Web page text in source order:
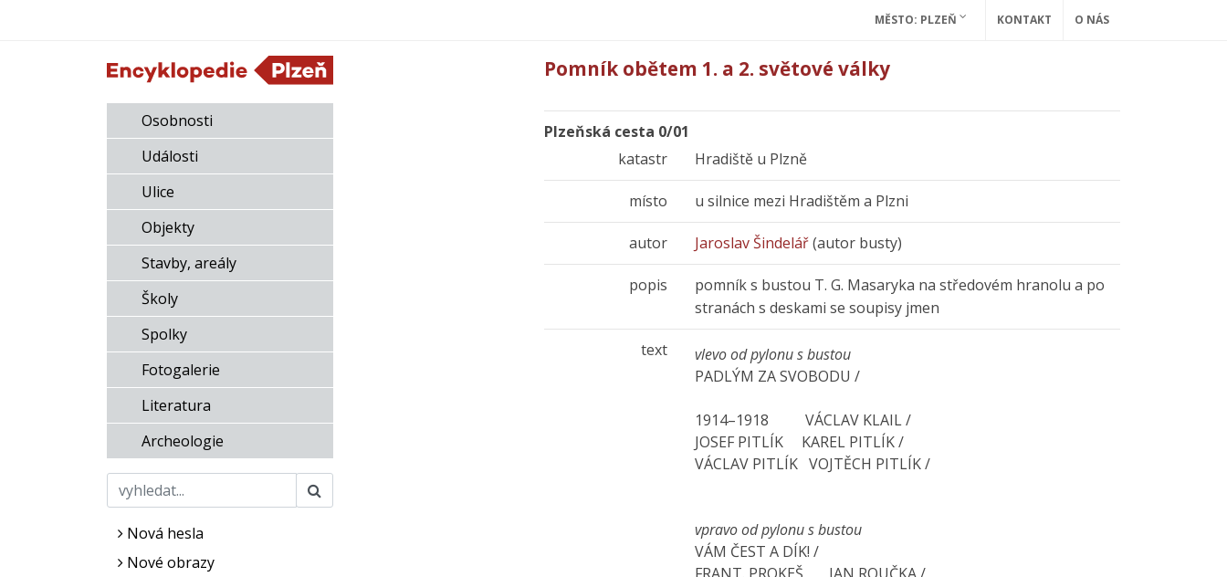
MĚSTO: PLZEŇ KONTAKT O NÁS
Osobnosti
Události
Ulice
Objekty
Stavby, areály
Školy
Spolky
Fotogalerie
Literatura
Archeologie
Nová hesla
Nové obrazy
Pomník obětem 1. a 2. světové války
Plzeňská cesta 0/01
katastr
Hradiště u Plzně
místo u silnice mezi Hradištěm a Plzni
autor Jaroslav Šindelář(autor busty)
popis
pomník s bustou T. G. Masaryka na středovém hranolu a po
stranách s deskami se soupisy jmen
text
vlevo od pylonu s bustou
PADLÝM ZA SVOBODU /
1914–1918 VÁCLAV KLAIL /
JOSEF PITLÍK KAREL PITLÍK /
VÁCLAV PITLÍK VOJTĚCH PITLÍK /
vpravo od pylonu s bustou
VÁM ČEST A DÍK! /